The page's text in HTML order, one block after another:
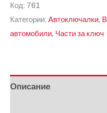
КЛЮЧАЛКА
ЗА
ВРАТА
5,
Код: 761
Категории: Автоключалки,
автомобили, Части за ключ
Описание